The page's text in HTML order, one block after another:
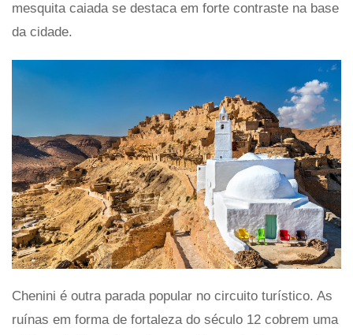
mesquita caiada se destaca em forte contraste na base
da cidade.
Chenini é outra parada popular no circuito turístico. As
ruínas em forma de fortaleza do século 12 cobrem uma